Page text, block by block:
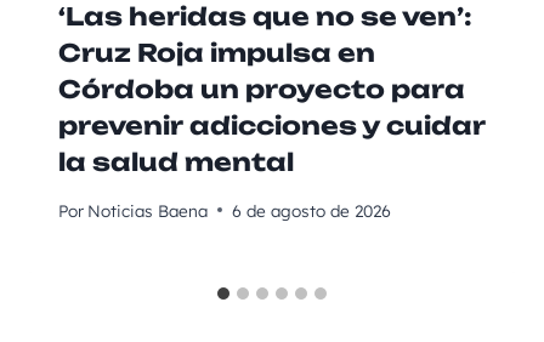
‘Las heridas que no se ven’:
Cruz Roja impulsa en
Córdoba un proyecto para
prevenir adicciones y cuidar
la salud mental
Por Noticias Baena 6 de agosto de 2026